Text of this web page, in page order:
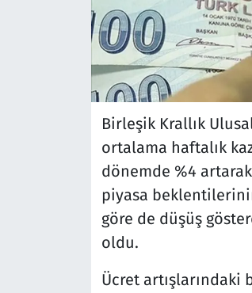
Birleşik Krallık
ortalama haftalık
dönemde %4
piyasa
göre de düşüş
oldu.
Ücret artışlarındaki